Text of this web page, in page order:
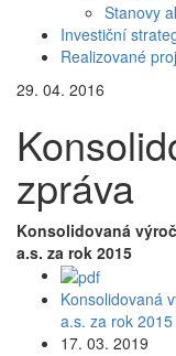
Stanovy
Investiční
Realizované
29. 04. 2016
zpráva
Konsolidovaná
a.s. za rok 2015
Konsolidovaná
a.s. za rok 2015
17. 03. 2019